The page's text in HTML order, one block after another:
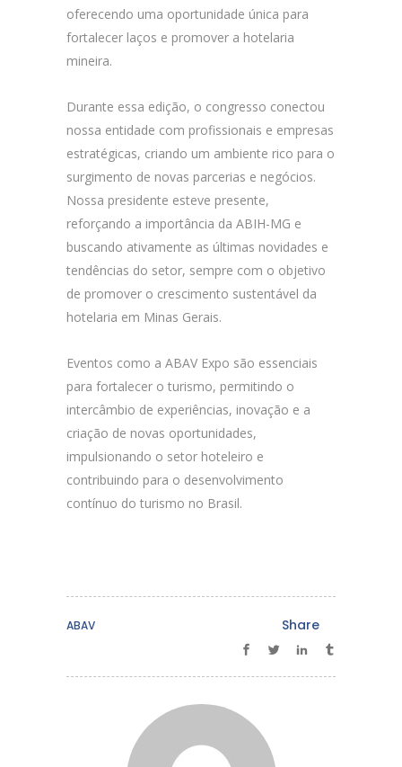
oferecendo uma oportunidade única para
fortalecer laços e promover a hotelaria
mineira.
Durante essa edição, o congresso conectou
nossa entidade com profissionais e empresas
estratégicas, criando um ambiente rico para o
surgimento de novas parcerias e negócios.
Nossa presidente esteve presente,
reforçando a importância da ABIH-MG e
buscando ativamente as últimas novidades e
tendências do setor, sempre com o objetivo
de promover o crescimento sustentável da
hotelaria em Minas Gerais.
Eventos como a ABAV Expo são essenciais
para fortalecer o turismo, permitindo o
intercâmbio de experiências, inovação e a
criação de novas oportunidades,
impulsionando o setor hoteleiro e
contribuindo para o desenvolvimento
contínuo do turismo no Brasil.
ABAV Share